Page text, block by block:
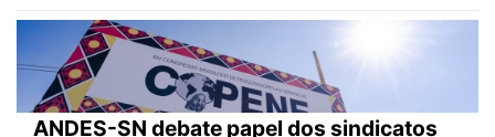
ANDES-SN debate papel dos sindicatos